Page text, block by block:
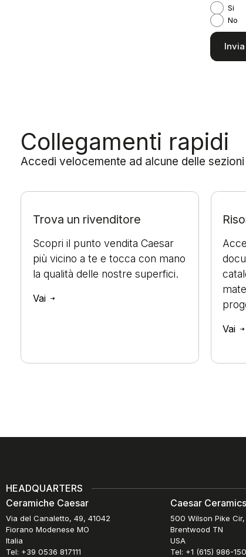
Si
No
Collegamenti rapidi
Accedi velocemente ad alcune delle
Trova un rivenditore
Scopri il punto vendita Caesar
più vicino a te e tocca con mano
la qualità delle nostre superfici.
Vai
Vai
HEADQUARTERS
Ceramiche Caesar
Via del Canaletto, 49, 41042
Fiorano Modenese MO
Italia
Tel: +39 0536 817111
Caesar
500 Wilson Pike
Brentwood TN
USA
Tel: +1 (615) 986-